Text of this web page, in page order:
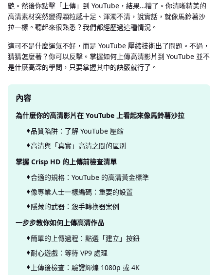
艷。然後你點擊「上傳」到 YouTube，結果…糟了。你清晰精美的
高清素材突然變得顆粒感十足、渾濁不清，說實話，就像馬鈴薯沙
拉一樣。聽起來很熟悉？我們都經歷過這種情況。
這可不是什麼運氣不好，而是 YouTube 壓縮技術出了問題。不過，
猜猜怎麼著？你可以反擊。掌握如何上傳高清影片到 YouTube 並不
是什麼高深的學問，只要掌握其中的訣竅就行了。
內容
為什麼你的高清影片在 YouTube 上看起來像馬鈴薯沙拉
品質陷阱：了解 YouTube 壓縮
高清與「真實」高清之間的區別
掌握 Crisp HD 的上傳前檢查清單
合適的規格：YouTube 的高清黃金標準
像專業人士一樣編碼：重要的設置
隱藏的武器：殺手轉換器案例
一步步教你如何上傳高清作品
簡單的上傳過程：點選「建立」按鈕
耐心遊戲：等待 VP9 處理
上傳後檢查：驗證輝煌 1080p 或 4K